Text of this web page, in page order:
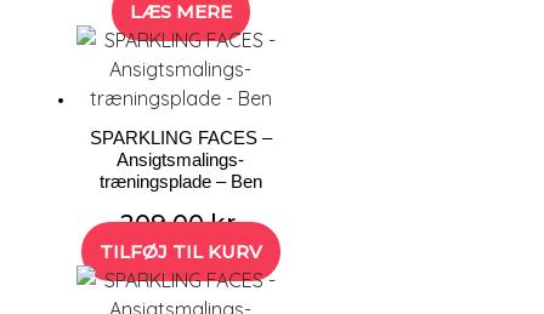
LÆS MERE
SPARKLING FACES –
Ansigtsmalings-
træningsplade – Ben
209,00kr.
TILFØJ TIL KURV